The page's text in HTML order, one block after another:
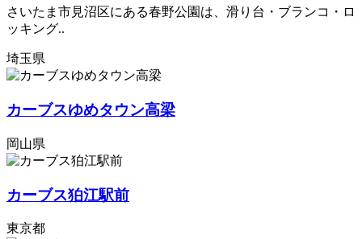
さいたま市見沼区にある春野公園は、滑り台・ブランコ・ロ
ッキング..
埼玉県
カーブスゆめタウン高梁
岡山県
カーブス狛江駅前
東京都